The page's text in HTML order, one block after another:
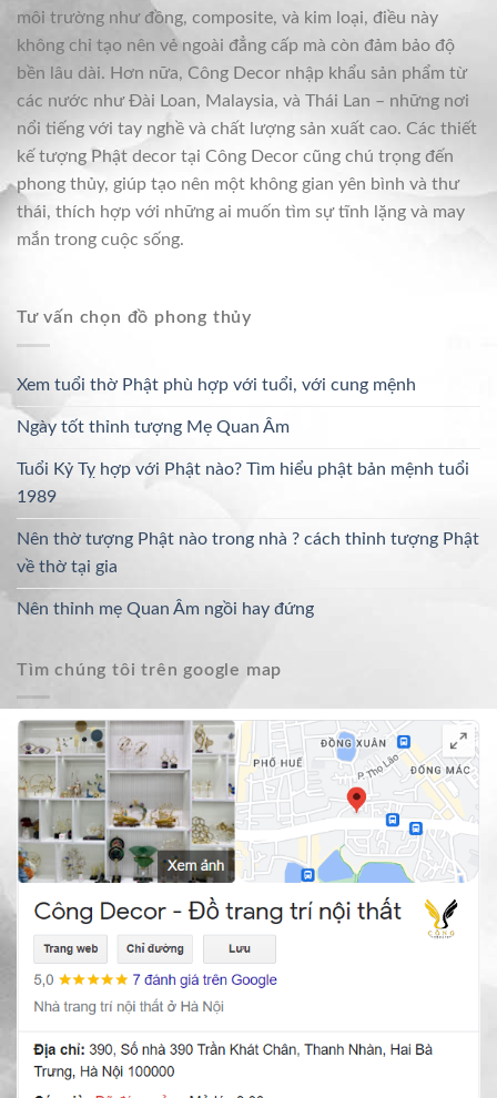
môi trường như đồng, composite, và kim loại, điều này
không chỉ tạo nên vẻ ngoài đẳng cấp mà còn đảm bảo độ
bền lâu dài. Hơn nữa, Công Decor nhập khẩu sản phẩm từ
các nước như Đài Loan, Malaysia, và Thái Lan – những nơi
nổi tiếng với tay nghề và chất lượng sản xuất cao. Các thiết
kế tượng Phật decor tại Công Decor cũng chú trọng đến
phong thủy, giúp tạo nên một không gian yên bình và thư
thái, thích hợp với những ai muốn tìm sự tĩnh lặng và may
mắn trong cuộc sống.
Tư vấn chọn đồ phong thủy
Xem tuổi thờ Phật phù hợp với tuổi, với cung mệnh
Ngày tốt thỉnh tượng Mẹ Quan Âm
Tuổi Kỷ Tỵ hợp với Phật nào? Tìm hiểu phật bản mệnh tuổi
1989
Nên thờ tượng Phật nào trong nhà ? cách thỉnh tượng Phật
về thờ tại gia
Nên thỉnh mẹ Quan Âm ngồi hay đứng
Tìm chúng tôi trên google map